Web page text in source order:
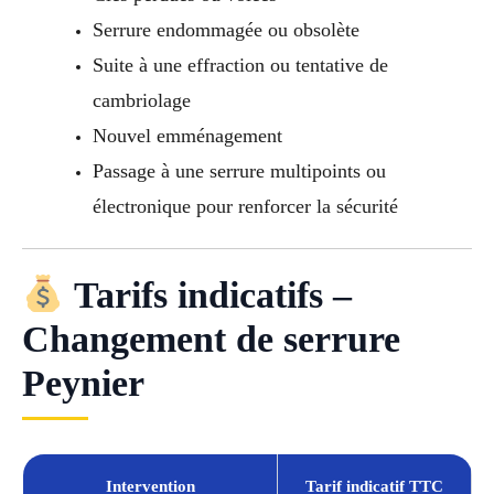
Serrure endommagée ou obsolète
Suite à une effraction ou tentative de
cambriolage
Nouvel emménagement
Passage à une serrure multipoints ou
électronique pour renforcer la sécurité
Tarifs indicatifs –
Changement de serrure
Peynier
Intervention Tarif indicatif TTC